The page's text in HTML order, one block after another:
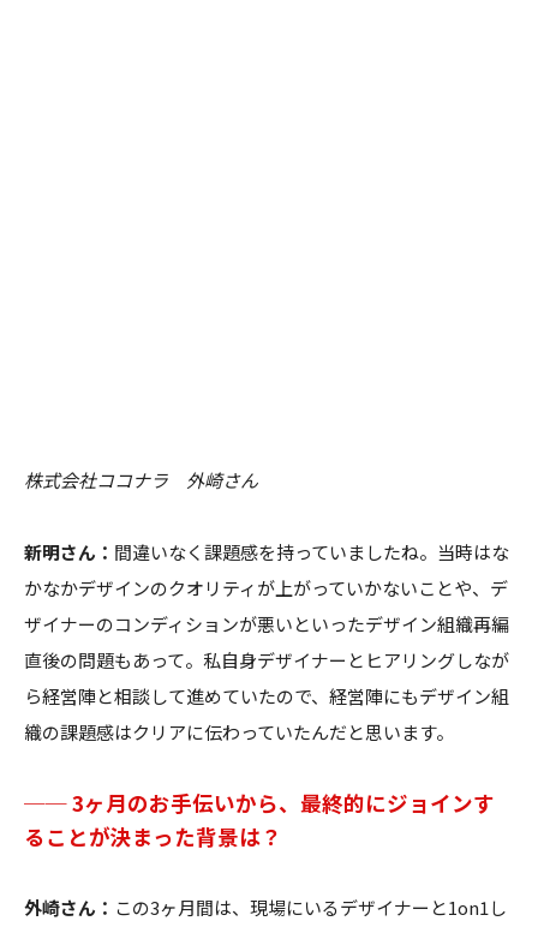
株式会社ココナラ 外崎さん
新明さん： 間違いなく課題感を持っていましたね。当時はな
かなかデザインのクオリティが上がっていかないことや、デ
ザイナーのコンディションが悪いといったデザイン組織再編
直後の問題もあって。私自身デザイナーとヒアリングしなが
ら経営陣と相談して進めていたので、経営陣にもデザイン組
織の課題感はクリアに伝わっていたんだと思います。
── 3ヶ月のお手伝いから、最終的にジョインす
ることが決まった背景は？
外崎さん： この3ヶ月間は、現場にいるデザイナーと1on1し